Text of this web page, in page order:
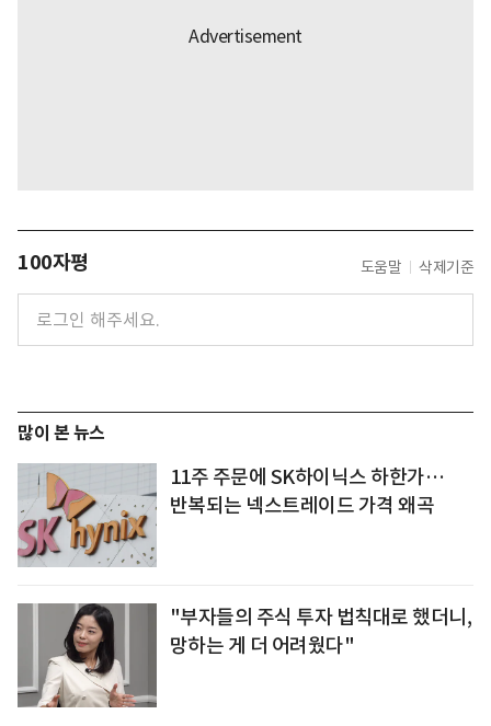
100자평 도움말 삭제기준
많이 본 뉴스
11주 주문에 SK하이닉스 하한가…
반복되는 넥스트레이드 가격 왜곡
"부자들의 주식 투자 법칙대로 했더니,
망하는 게 더 어려웠다"